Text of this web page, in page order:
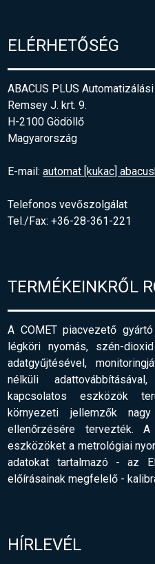
ELÉRHETŐSÉG
ABACUS PLUS
Remsey J. krt. 9.
H-2100 Gödöllő
Magyarország
E-mail:automat [kukac]
Telefonos vevőszolgálat
Tel./Fax: +36-28-361-221
TERMÉKEINKRŐL
A COMET piacvezető
légköri nyomás, szén-
adatgyűjtésével,
nélküli
kapcsolatos eszközök
környezeti jellemzők
ellenőrzésére tervezték.
eszközöket a metrológiai
adatokat tartalmazó - az
előírásainak megfelelő -
HÍRLEVÉL